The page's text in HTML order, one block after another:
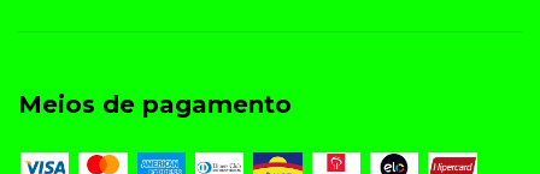
Meios de pagamento